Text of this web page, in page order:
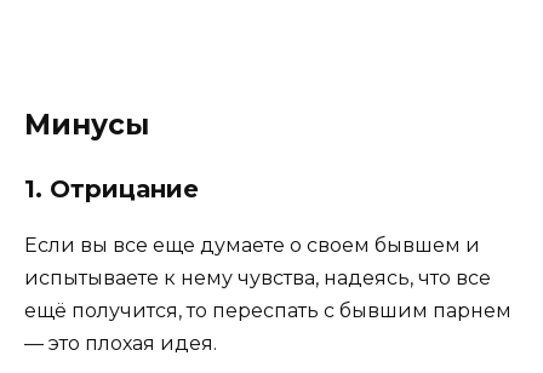
Минусы
1. Отрицание
Если вы все еще думаете о своем бывшем и
испытываете к нему чувства, надеясь, что все
ещё получится, то переспать с бывшим парнем
— это плохая идея.